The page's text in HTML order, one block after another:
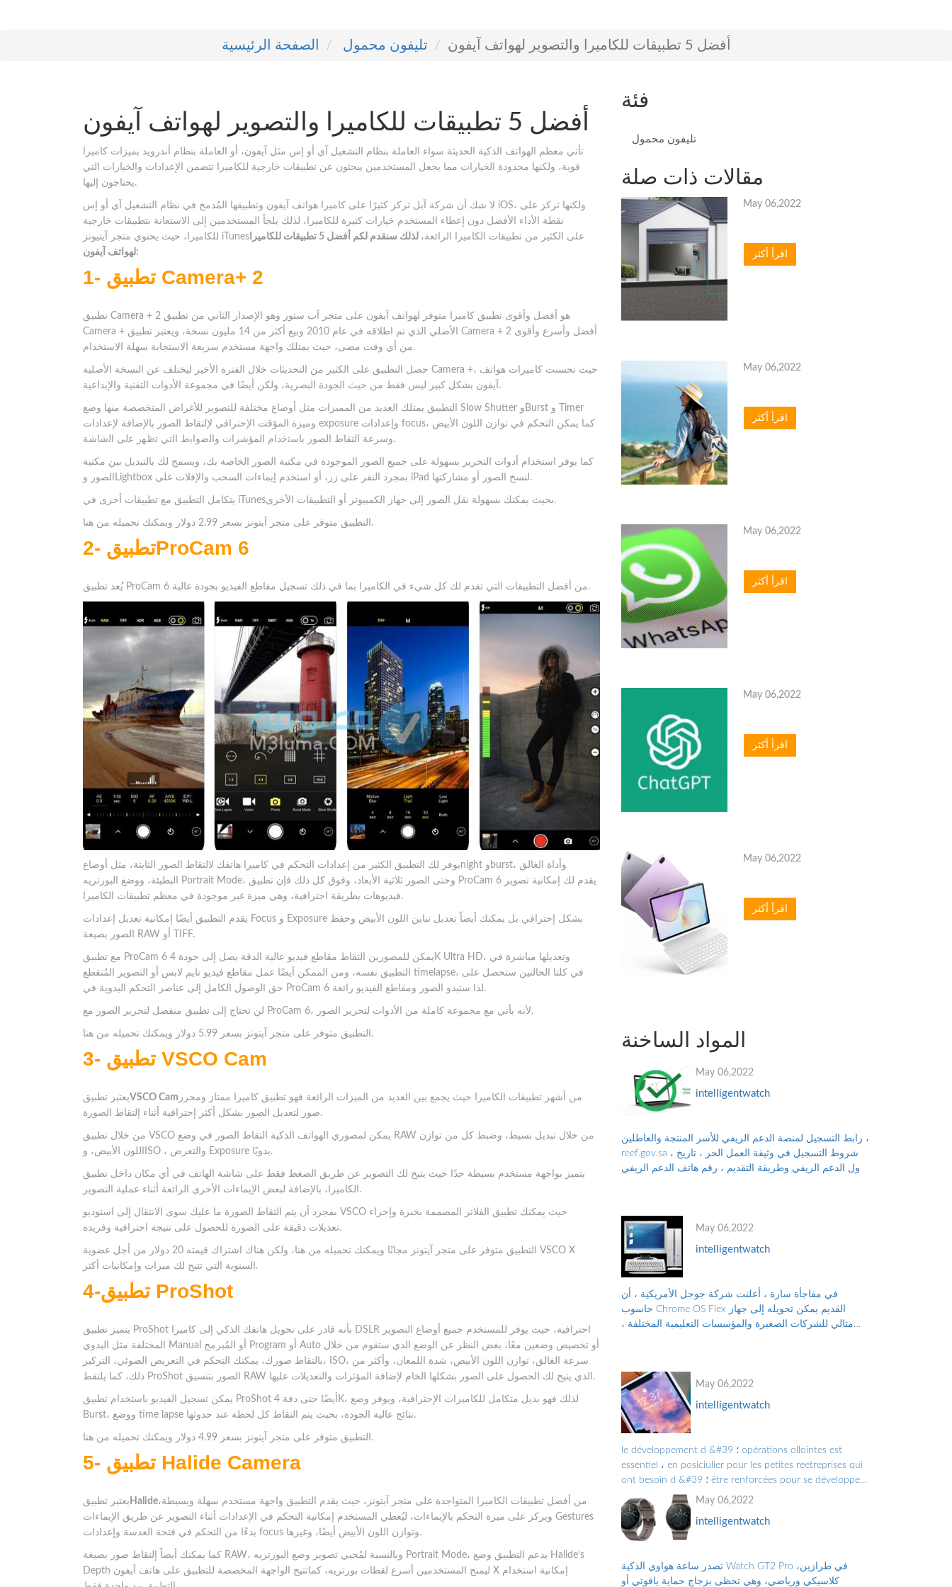
الصفحة الرئيسية تليفون محمول أفضل 5 تطبيقات للكاميرا والتصوير لهواتف آيفون
أفضل 5 تطبيقات للكاميرا والتصوير لهواتف آيفون
تأتي معظم الهواتف الذكية الحديثة سواء العاملة بنظام التشغيل آي أو إس مثل آيفون، أو العاملة بنظام أندرويد بميزات كاميرا
قوية، ولكنها محدودة الخيارات مما يجعل المستخدمين يبحثون عن تطبيقات خارجية للكاميرا تتضمن الإعدادات والخيارات التي
يحتاجون إليها.
لا شك أن شركة آبل تركز كثيرًا على كاميرا هواتف آيفون وتطبيقها المُدمج في نظام التشغيل آي أو إس iOS، ولكنها تركز على
نقطة الأداء الأفضل دون إعطاء المستخدم خيارات كثيرة للكاميرا، لذلك يلجأ المستخدمين إلى الاستعانة بتطبيقات خارجية
للكاميرا، حيث يحتوي متجر آيتيونز iTunesعلى الكثير من تطبيقات الكاميرا الرائعة،
لذلك سنقدم لكم أفضل 5 تطبيقات للكاميرا
لهواتف آيفون:
1- تطبيق Camera+ 2
تطبيق Camera + 2 هو أفضل وأقوى تطبيق كاميرا متوفر لهواتف آيفون على متجر آب ستور وهو الإصدار الثاني من تطبيق
Camera + الأصلي الذي تم اطلاقه في عام 2010 وبيع أكثر من 14 مليون نسخة، ويعتبر تطبيق Camera + 2 أفضل وأسرع وأقوى
من أي وقت مضى، حيث يمتلك واجهة مستخدم سريعة الاستجابة سهلة الاستخدام.
حصل التطبيق على الكثير من التحديثات خلال الفترة الأخير ليختلف عن النسخة الأصلية Camera +، حيث تحسنت كاميرات هواتف
آيفون بشكل كبير ليس فقط من حيث الجودة البصرية، ولكن أيضًا في مجموعة الأدوات التقنية والإبداعية.
التطبيق يمتلك العديد من المميزات مثل أوضاع مختلفة للتصوير للأغراض المتخصصة منها وضع Slow Shutter وBurst و Timer
وميزة المؤقت الإحترافي لإلتقاط الصور بالإضافة لإعدادات exposure وإعدادات focus، كما يمكن التحكم في توازن اللون الأبيض
وسرعة التقاط الصور ﺑﺎﺳﺗﺧدام المؤشرات واﻟﺿواﺑط اﻟﺗﻲ ﺗظﮭر ﻋﻟﯽ اﻟﺷﺎﺷﺔ.
كما يوفر استخدام أدوات التحرير بسهولة على جميع الصور الموجودة في مكتبة الصور الخاصة بك، ويسمح لك بالتبديل بين مكتبة
الصور وLightbox بمجرد النقر على زر، أو استخدم إيماءات السحب والإفلات على iPad لنسخ الصور أو مشاركتها.
يتكامل التطبيق مع تطبيقات أخرى في iTunesبحيث يمكنك بسهولة نقل الصور إلى جهاز الكمبيوتر أو التطبيقات الأخرى.
التطبيق متوفر على متجر آيتونز بسعر 2.99 دولار ويمكنك تحميله من هنا.
2- تطبيقProCam 6
يُعد تطبيق ProCam 6 من أفضل التطبيقات التي تقدم لك كل شيء في الكاميرا بما في ذلك تسجيل مقاطع الفيديو بجودة عالية.
يوفر لك التطبيق الكثير من إعدادات التحكم في كاميرا هاتفك لالتقاط الصور الثابتة، مثل أوضاعnight وburst، وأداة الغالق
البطيئة، ووضع البورتريه Portrait Mode، وحتى الصور ثلاثية الأبعاد، وفوق كل ذلك فإن تطبيق ProCam 6 يقدم لك إمكانية تصوير
فيديوهات بطريقة احترافية، وهي ميزة غير موجودة في معظم تطبيقات الكاميرا.
يقدم التطبيق أيضًا إمكانية تعديل إعدادات Focus و Exposure بشكل إحترافي بل يمكنك أيضاً تعديل تباين اللون الأبيض وحفظ
الصور بصيغة RAW أو TIFF.
مع تطبيق ProCam 6 يمكن للمصورين التقاط مقاطع فيديو عالية الدقة يصل إلى جودة 4K Ultra HD، وتعديلها مباشرة في
التطبيق نفسه، ومن الممكن أيضًا عمل مقاطع فيديو تايم لابس أو التصوير المُتقطع timelapse، في كلتا الحالتين ستحصل على
حق الوصول الكامل إلى عناصر التحكم اليدوية في ProCam 6 لذا ستبدو الصور ومقاطع الفيديو رائعة.
لن تحتاج إلى تطبيق منفصل لتحرير الصور مع ProCam 6، لأنه يأتي مع مجموعة كاملة من الأدوات لتحرير الصور.
التطبيق متوفر على متجر آيتونز بسعر 5.99 دولار ويمكنك تحميله من هنا.
3- تطبيق VSCO Cam
يعتبر تطبيقVSCO Cam من أشهر تطبيقات الكاميرا حيث يجمع بين العديد من الميزات الرائعة فهو تطبيق كاميرا ممتاز ومحرر
صور لتعديل الصور بشكل أكثر إحترافية أثناء إلتقاط الصورة.
من خلال تطبيق VSCO يمكن لمصوري الهواتف الذكية التقاط الصور في وضع RAW من خلال تبديل بسيط، وضبط كل من توازن
اللون الأبيض، وISO ، والتعرض Exposure يدويًا.
يتميز بواجهة مستخدم بسيطة جدًا حيث يتيح لك التصوير عن طريق الضغط فقط على شاشة الهاتف في أي مكان داخل تطبيق
الكاميرا، بالإضافة لبعض الإيماءات الأخرى الرائعة أثناء عملية التصوير.
بمجرد أن يتم التقاط الصورة ما عليك سوى الانتقال إلى استوديو VSCO حيث يمكنك تطبيق الفلاتر المصممة بخبرة وإجراء
تعديلات دقيقة على الصورة للحصول على نتيجة احترافية وفريدة.
التطبيق متوفر على متجر آيتونز مجانًا ويمكنك تحميله من هنا، ولكن هناك اشتراك قيمته 20 دولار من أجل عضوية VSCO X
السنوية التي تتيح لك ميزات وإمكانيات أكثر.
4- تطبيق ProShot
يتميز تطبيق ProShot بأنه قادر على تحويل هاتفك الذكي إلى كاميرا DSLR احترافية، حيث يوفر للمستخدم جميع أوضاع التصوير
المختلفة مثل اليدوي Manual أو المُبرمج Program أو Auto أو تخصيص وضعين معًا، بغض النظر عن الوضع الذي ستقوم من خلال
بالتقاط صورك، يمكنك التحكم في التعريض الضوئي، التركيز، ISO، سرعة الغالق، توازن اللون الأبيض، شدة اللمعان، وأكثر من
ذلك، كما يلتقط ProShot الصور بتنسيق RAW الذي يتيح لك الحصول على الصور بشكلها الخام لإضافة المؤثرات والتعديلات عليها.
يمكن تسجيل الفيديو باستخدام تطبيق ProShot أيضًا حتى دقة 4K، لذلك فهو بديل متكامل للكاميرات الإحترافية، ويوفر وضع
Burst، ووضع time lapse نتائج عالية الجودة، بحيث يتم التقاط كل لحظة عند حدوثها.
التطبيق متوفر على متجر آيتونز بسعر 4.99 دولار ويمكنك تحميله من هنا.
5- تطبيق Halide Camera
يعتبر تطبيق Halideمن أفضل تطبيقات الكاميرا المتواجدة على متجر آيتونز، حيث يقدم التطبيق واجهة مستخدم سهلة وبسيطة،
ويركز على ميزة التحكم بالإيماءات، ليُعطي المستخدم إمكانية التحكم في الإعدادات أثناء التصوير عن طريق الإيماءات Gestures
بدءًا من التحكم في فتحة العدسة وإعدادات focus وتوازن اللون الأبيض أيضًا، وغيرها.
كما يمكنك أيضاً إلتقاط صور بصيغة RAW، وبالنسبة لمُحبي تصوير وضع البورتريه Portrait Mode، يدعم التطبيق وضع Halide’s
Depth ليمنح المستخدمين أسرع لقطات بورتريه، كماتتيح الواجهة المخصصة للتطبيق على هاتف آيفون X إمكانية استخدام
فئة
تليفون محمول
مقالات ذات صلة
May 06,2022
اقرأ أكثر
May 06,2022
اقرأ أكثر
May 06,2022
اقرأ أكثر
May 06,2022
اقرأ أكثر
May 06,2022
اقرأ أكثر
المواد الساخنة
May 06,2022
intelligentwatch
رابط التسجيل لمنصة الدعم الريفي للأسر المنتجة والعاطلين ،
reef.gov.sa ، شروط التسجيل في وثيقة العمل الحر ، تاريخ
نزول الدعم الريفي وطريقة التقديم ، رقم هاتف الدعم الريفي
May 06,2022
intelligentwatch
في مفاجأة سارة ، أعلنت شركة جوجل الأمريكية ، أن
حاسوب Chrome OS Flex القديم يمكن تحويله إلى جهاز
مثالي للشركات الصغيرة والمؤسسات التعليمية المختلفة ،
May 06,2022
intelligentwatch
le développement d &#39 ؛ opérations ollointes est
essentiel ، en posiciulier pour les petites reetreprises qui
ont besoin d &#39 ؛ être renforcées pour se développer
et croître.Les Grandes Entreprises doiv ...
May 06,2022
intelligentwatch
تصدر ساعة هواوي الذكية Watch GT2 Pro في طرازين،
كلاسيكي ورياضي، وهي تحظى بزجاج حماية ياقوتي أو